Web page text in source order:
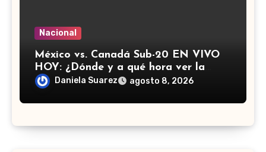
Nacional
México vs. Canadá Sub-20 EN VIVO
HOY: ¿Dónde y a qué hora ver la
semifinal del Campeonato de
Concacaf?
Daniela Suarez agosto 8, 2026